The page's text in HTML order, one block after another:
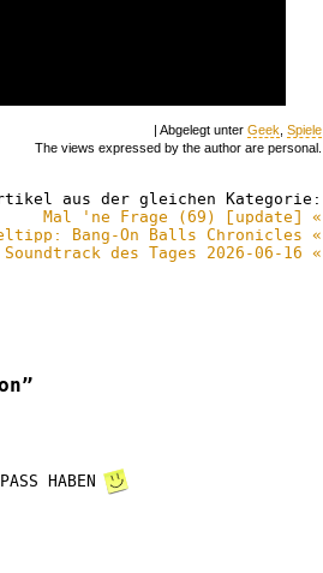
| Abgelegt unter Geek Spiele
The views expressed by the author are personal.
aus der gleichen Kategorie:
Mal 'ne Frage (69) [update] «
Bang-On Balls Chronicles «
Soundtrack des Tages 2026-06-16 «
HABEN